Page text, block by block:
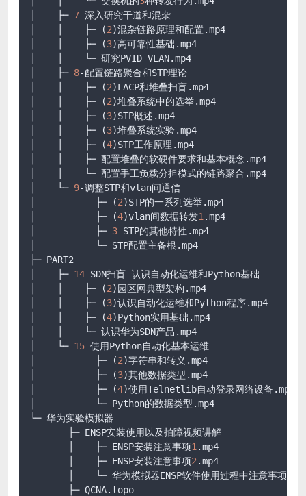
│    ├─ 7-深入研究干道和混杂
│    │    ├─ (2)混杂链路原理和配置.mp4
│    │    ├─ (3)高可靠性基础 .mp4
│    │    └─ 研究PVID VLAN.mp4
│    ├─ 8-配置链路聚合和STP理论
│    │    ├─ (2)LACP和堆叠扫盲.mp4
│    │    ├─ (2)堆叠系统中的选举.mp4
│    │    ├─ (3)STP概述 .mp4
│    │    ├─ (3)堆叠系统实验.mp4
│    │    ├─ (4)STP工作原理 .mp4
│    │    ├─ 配置堆叠的软硬件要求和基本概念 .mp4
│    │    └─ 配置手工负载分担模式的链路聚合 .mp4
│    └─ 9-调整STP和vlan间通信
│           ├─ (2)STP的一系列选举.mp4
│           ├─ (4)vlan间数据转发1 .mp4
│           ├─ 3-STP的其他特性 .mp4
│           └─ STP配置主备根 .mp4
├─ PART2
│    ├─ 14-SDN扫盲-认识自动化运维和Python基础
│    │    ├─ (2)园区网典型架构 .mp4
│    │    ├─ (3)认识自动化运维和Python程序.mp4
│    │    ├─ (4)Python实用基础 .mp4
│    │    └─ 认识华为SDN产品 .mp4
│    └─ 15-使用Python自动化基本运维
│           ├─ (2)字符串和转义 .mp4
│           ├─ (3)其他数据类型 .mp4
│           ├─ (4)使用Telnetlib自动登录网络设备 .mp4
│           └─ Python的数据类型 .mp4
└─ 华为实验模拟器
       ├─ ENSP安装使用以及拍障视频讲解
       │    ├─ ENSP安装注意事项
1 .mp4
       │    ├─ ENSP安装注意事项
2 .mp4
       │    └─ 华为模拟器ENSP软件使用过程中注意事项
       ├─ QCNA
.topo